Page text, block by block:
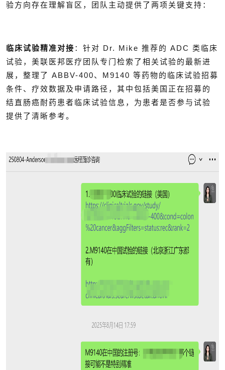
验方向存在理解盲区，团队主动提供了两项关键支持：
临床试验精准对接 ：针对 Dr. Mike 推荐的 ADC 类临床
试验，美联医邦医疗团队专门检索了相关试验的最新进
展，整理了 ABBV-400、M9140 等药物的临床试验招募
条件、疗效数据及申请路径，其中包括美国正在招募的
结直肠癌耐药患者临床试验信息，为患者是否参与试验
提供了清晰参考。